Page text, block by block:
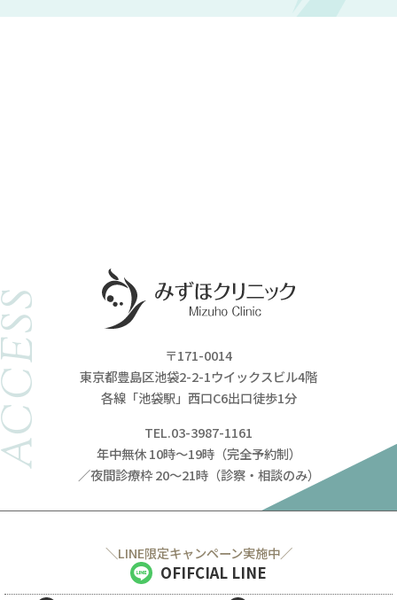
〒171-0014
東京都豊島区池袋2-2-1ウイックスビル4階
各線「池袋駅」西口C6出口徒歩1分
TEL.03-3987-1161
年中無休 10時～19時（完全予約制）
／夜間診療枠 20～21時（診察・相談のみ）
＼LINE限定キャンペーン実施中／
OFIFCIAL LINE